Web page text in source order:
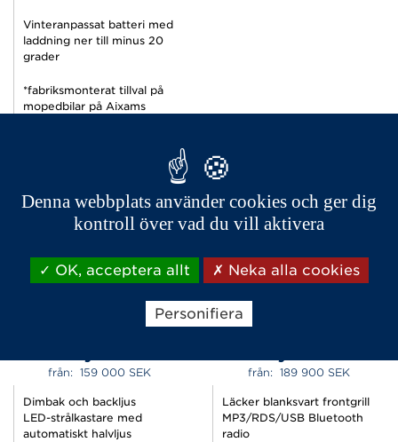
Vinteranpassat batteri med
laddning ner till minus 20
grader
*fabriksmonterat tillval på
mopedbilar på Aixams
från: 159 000 SEK
KONFIGURERA
Dimbak och backljus
LED-strålkastare med
automatiskt halvljus
från: 189 900 SEK
Läcker blanksvart frontgrill
MP3/RDS/USB Bluetooth
radio
Denna webbplats använder cookies och ger dig
kontroll över vad du vill aktivera
OK, acceptera allt Neka alla cookies
Personifiera